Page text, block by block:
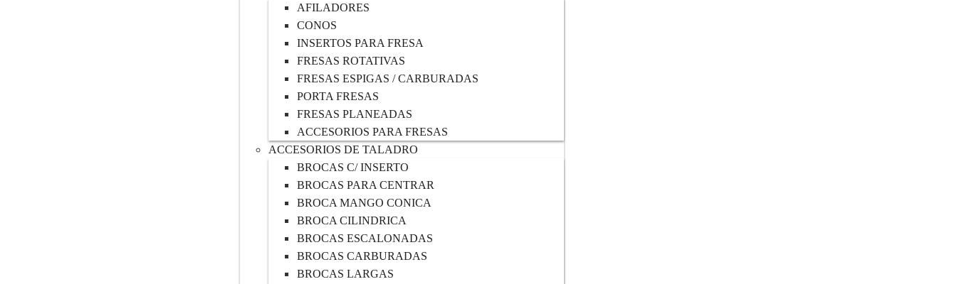
AFILADORES
CONOS
INSERTOS PARA FRESA
FRESAS ROTATIVAS
FRESAS ESPIGAS / CARBURADAS
PORTA FRESAS
FRESAS PLANEADAS
ACCESORIOS PARA FRESAS
ACCESORIOS DE TALADRO
BROCAS C/ INSERTO
BROCAS PARA CENTRAR
BROCA MANGO CONICA
BROCA CILINDRICA
BROCAS ESCALONADAS
BROCAS CARBURADAS
BROCAS LARGAS